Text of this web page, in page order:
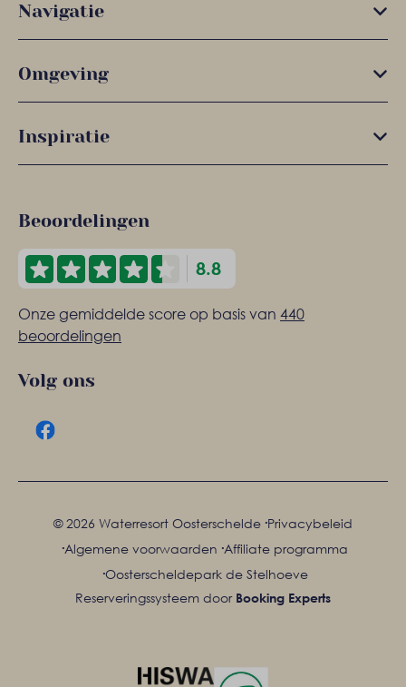
Navigatie
Omgeving
Inspiratie
Beoordelingen
8.8
Onze gemiddelde score op basis van 440
beoordelingen
Volg ons
© 2026 Waterresort Oosterschelde ·Privacybeleid
·Algemene voorwaarden ·Affiliate programma
·Oosterscheldepark de Stelhoeve
Reserveringssysteem door Booking Experts